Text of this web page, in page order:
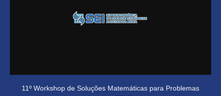
11º Workshop de Soluções Matemáticas para Problemas